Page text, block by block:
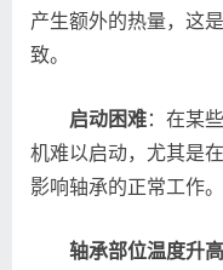
产生额外的热量，这
致。
启动困难：在某
机难以启动，尤其是
影响轴承的正常工作。
轴承部位温度升高